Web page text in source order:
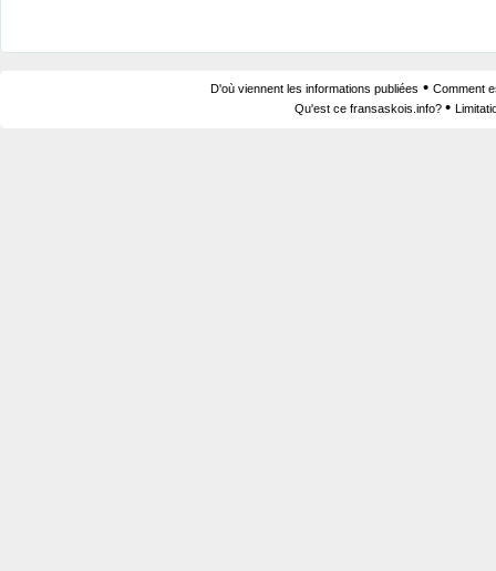
D'où viennent les informations publiées • Comment
Qu'est ce fransaskois.info? •